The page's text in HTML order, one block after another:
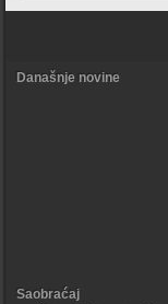
Današnje novine
Saobraćaj